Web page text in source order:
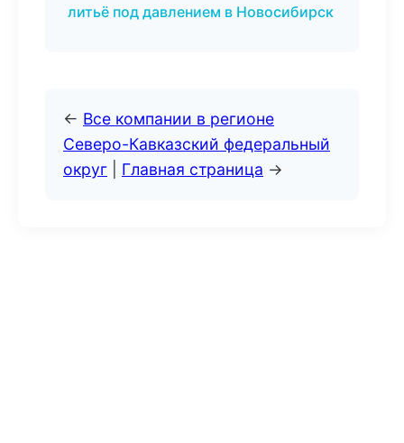
литьё под давлением в Новосибирск
← Все компании в регионе
Северо-Кавказский федеральный
округ
Главная страница →